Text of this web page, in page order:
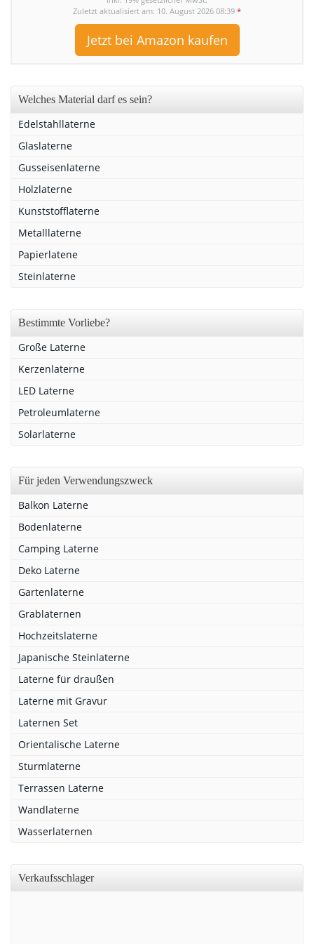
Zuletzt aktualisiert am: 10. August 2026 08:39 *
Jetzt bei Amazon kaufen
Welches Material darf es sein?
Edelstahllaterne
Glaslaterne
Gusseisenlaterne
Holzlaterne
Kunststofflaterne
Metalllaterne
Papierlatene
Steinlaterne
Bestimmte Vorliebe?
Große Laterne
Kerzenlaterne
LED Laterne
Petroleumlaterne
Solarlaterne
Für jeden Verwendungszweck
Balkon Laterne
Bodenlaterne
Camping Laterne
Deko Laterne
Gartenlaterne
Grablaternen
Hochzeitslaterne
Japanische Steinlaterne
Laterne für draußen
Laterne mit Gravur
Laternen Set
Orientalische Laterne
Sturmlaterne
Terrassen Laterne
Wandlaterne
Wasserlaternen
Verkaufsschlager